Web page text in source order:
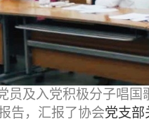
员及入党积极分子唱
告，汇报了协会党支部